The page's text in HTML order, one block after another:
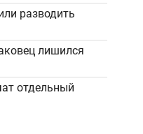
разводить
лишился
отдельный